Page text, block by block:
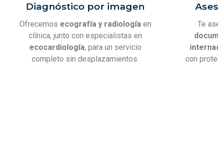
Diagnóstico por imagen
Ofrecemos ecografía y radiologíaen
clínica, junto con especialistas en
ecocardiología, para un servicio
completo sin desplazamientos.
Te
con